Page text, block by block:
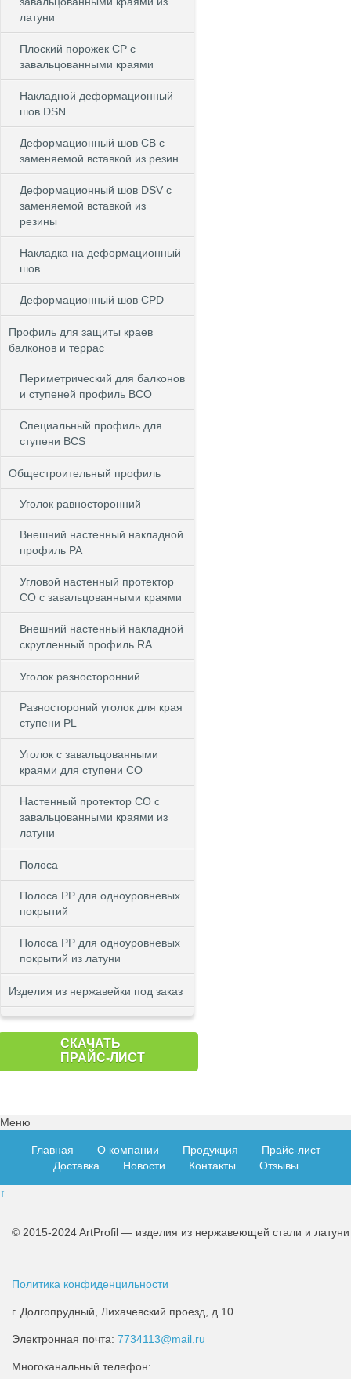
латуни
Плоский порожек СP с
завальцованными краями
Накладной деформационный
шов DSN
Деформационный шов CB c
заменяемой вставкой из резин
Деформационный шов DSV c
заменяемой вставкой из
резины
Накладка на деформационный
шов
Деформационный шов CPD
Профиль для защиты краев
балконов и террас
Периметрический для балконов
и ступеней профиль BCO
Специальный профиль для
ступени BCS
Общестроительный профиль
Уголок равносторонний
Внешний настенный накладной
профиль РА
Угловой настенный протектор
СО с завальцованными краями
Внешний настенный накладной
скругленный профиль RА
Уголок разносторонний
Разностороний уголок для края
ступени PL
Уголок с завальцованными
краями для ступени CO
Настенный протектор СО с
завальцованными краями из
латуни
Полоса
Полоса PP для одноуровневых
покрытий
Полоса PP для одноуровневых
покрытий из латуни
Изделия из нержавейки под заказ
СКАЧАТЬ
ПРАЙС-ЛИСТ
Меню
Главная О компании Продукция
Прайс-лист
Доставка
Новости Контакты Отзывы
↑
© 2015-2024 ArtProfil — изделия из нержавеющей стали и латуни
Политика конфиденцильности
г. Долгопрудный, Лихачевский проезд, д.10
Электронная почта: 7734113@mail.ru
Многоканальный телефон: